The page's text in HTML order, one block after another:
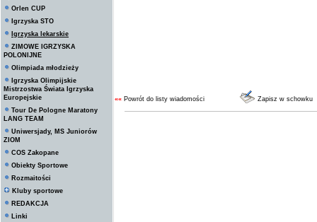
Orlen CUP
Igrzyska STO
Igrzyska lekarskie
ZIMOWE IGRZYSKA
POLONIJNE
Olimpiada młodzieży
Igrzyska Olimpijskie
Mistrzostwa Świata Igrzyska
Europejskie
Tour De Pologne Maratony
LANG TEAM
Uniwersjady, MS Juniorów
ZIOM
COS Zakopane
Obiekty Sportowe
Rozmaitości
Kluby sportowe
REDAKCJA
Linki
«« Powrót do listy wiadomości Zapisz w schowku